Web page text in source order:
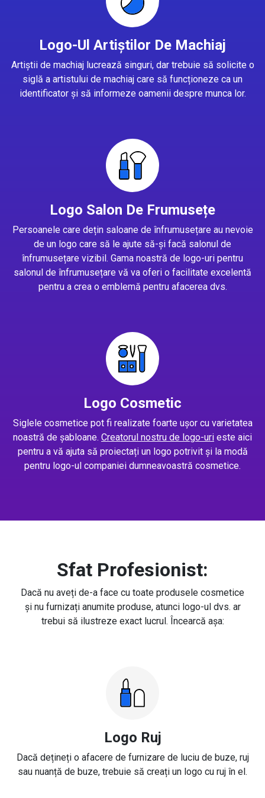
Logo-Ul Artiștilor De Machiaj
Artiștii de machiaj lucrează singuri, dar trebuie să solicite o
siglă a artistului de machiaj care să funcționeze ca un
identificator și să informeze oamenii despre munca lor.
Logo Salon De Frumusețe
Persoanele care dețin saloane de înfrumusețare au nevoie
de un logo care să le ajute să-și facă salonul de
înfrumusețare vizibil. Gama noastră de logo-uri pentru
salonul de înfrumusețare vă va oferi o facilitate excelentă
pentru a crea o emblemă pentru afacerea dvs.
Logo Cosmetic
Siglele cosmetice pot fi realizate foarte ușor cu varietatea
noastră de șabloane. Creatorul nostru de logo-uri este aici
pentru a vă ajuta să proiectați un logo potrivit și la modă
pentru logo-ul companiei dumneavoastră cosmetice.
Sfat Profesionist:
Dacă nu aveți de-a face cu toate produsele cosmetice
și nu furnizați anumite produse, atunci logo-ul dvs. ar
trebui să ilustreze exact lucrul. Încearcă așa:
Logo Ruj
Dacă dețineți o afacere de furnizare de luciu de buze, ruj
sau nuanță de buze, trebuie să creați un logo cu ruj în el.